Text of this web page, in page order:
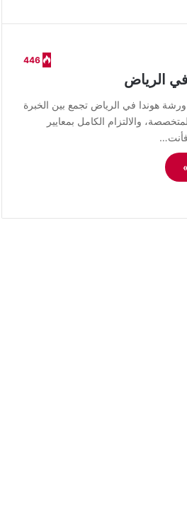
446
الرياض
هوندا في الرياض تجمع بين الخبرة
والالتزام الكامل بمعايير
فأنت…